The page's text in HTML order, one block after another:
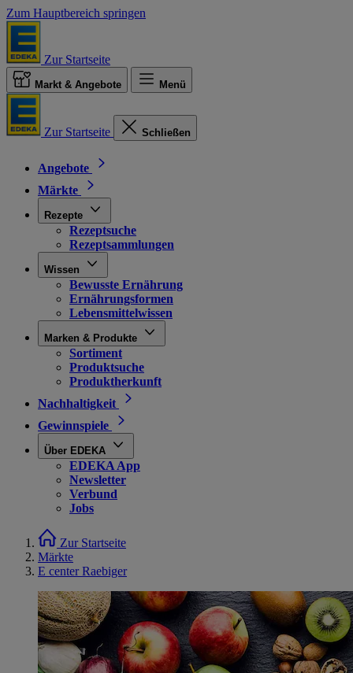
Zum Hauptbereich springen
Zur Startseite
Markt & Angebote Menü
Zur Startseite Schließen
Angebote
Märkte
Rezepte
Rezeptsuche
Rezeptsammlungen
Wissen
Bewusste Ernährung
Ernährungsformen
Lebensmittelwissen
Marken & Produkte
Sortiment
Produktsuche
Produktherkunft
Nachhaltigkeit
Gewinnspiele
Über EDEKA
EDEKA App
Newsletter
Verbund
Jobs
Zur Startseite
Märkte
E center Raebiger